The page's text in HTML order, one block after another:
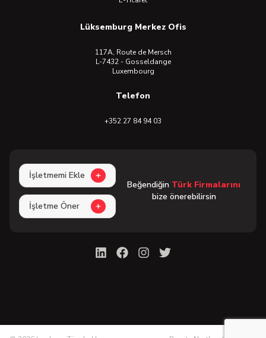
Lüksemburg Merkez Ofis
117A, Route de Mersch
L-7432 - Gosseldange
Luxembourg
Telefon
+352 27 84 94 03
İşletmemi Ekle
İşletme Öner
Beğendiğin Türk Firmalarını
bize önerebilirsin